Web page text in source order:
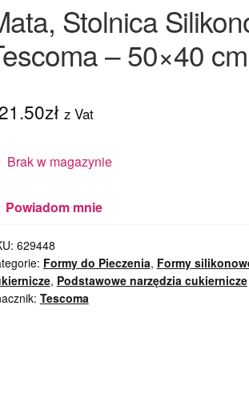
Stolnica
– 50×40 cm
zł z Vat
Brak w magazynie
Powiadom mnie
629448
Formy do Pieczenia, Formy
, Podstawowe narzędzia cukiernicze
Tescoma